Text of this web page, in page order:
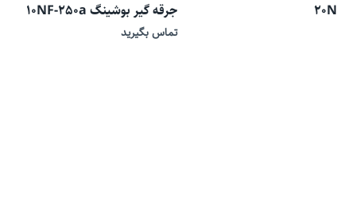
جرقه گیر بوشینگ 10NF-250a
تماس بگیرید